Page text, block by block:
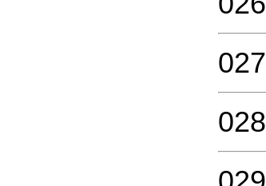
027
028